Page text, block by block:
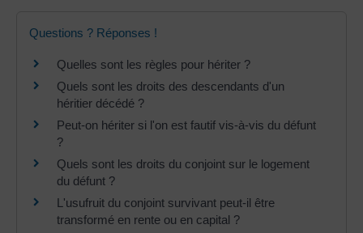
Questions ? Réponses !
Quelles sont les règles pour hériter ?
Quels sont les droits des descendants d'un
héritier décédé ?
Peut-on hériter si l'on est fautif vis-à-vis du défunt
?
Quels sont les droits du conjoint sur le logement
du défunt ?
L'usufruit du conjoint survivant peut-il être
transformé en rente ou en capital ?